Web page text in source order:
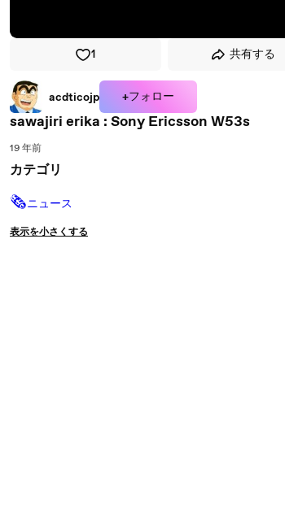
1 共有する
acdticojp +フォロー
sawajiri erika : Sony Ericsson W53s
19 年前
カテゴリ
🗞ニュース
表示を小さくする